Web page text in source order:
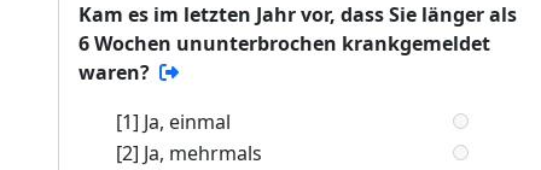
Kam es im letzten Jahr vor, dass Sie länger als
6 Wochen ununterbrochen krankgemeldet
waren?
[1] Ja, einmal
[2] Ja, mehrmals